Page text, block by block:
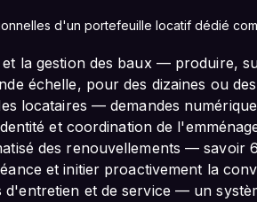
d'un portefeuille locatif dédié
et la gestion des baux — produire,
échelle, pour des dizaines ou
locataires — demandes
et coordination de
des renouvellements — savoir
et initier proactivement la
d'entretien et de service — un